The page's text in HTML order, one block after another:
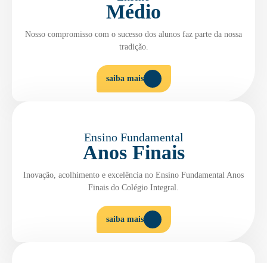
Médio
Nosso compromisso com o sucesso dos alunos faz parte da nossa
tradição.
saiba mais
Ensino Fundamental
Anos Finais
Inovação, acolhimento e excelência no Ensino Fundamental Anos
Finais do Colégio Integral.
saiba mais